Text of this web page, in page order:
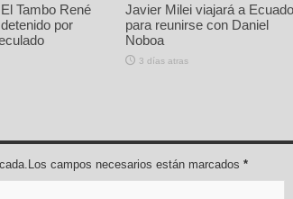
Tambo René
por
Javier Milei viajará a
para reunirse con Daniel
Noboa
3 días atras
campos necesarios están marcados *